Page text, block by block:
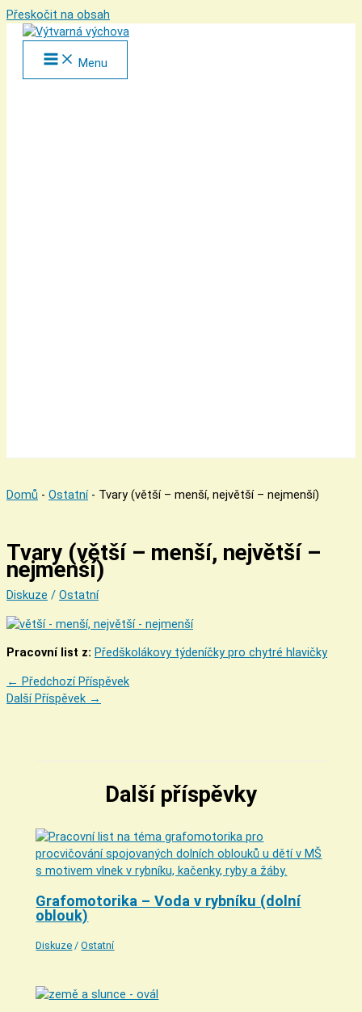
Přeskočit na obsah
Menu
Domů - Ostatní- Tvary (větší – menší, největší – nejmenší)
Tvary (větší – menší, největší –
nejmenší)
Diskuze / Ostatní
Pracovní list z: Předškolákovy týdeníčky pro chytré hlavičky
← Předchozí Příspěvek
Další Příspěvek →
Další příspěvky
Grafomotorika – Voda v rybníku (dolní
oblouk)
Diskuze /Ostatní